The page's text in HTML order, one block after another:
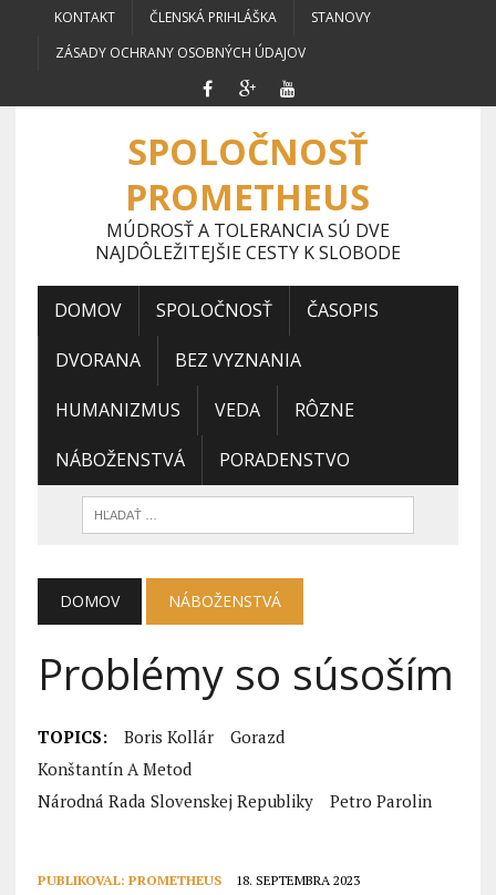
KONTAKT ČLENSKÁ PRIHLÁŠKA
STANOVY
ZÁSADY OCHRANY OSOBNÝCH ÚDAJOV
SPOLOČNOSŤ
PROMETHEUS
MÚDROSŤ A TOLERANCIA SÚ DVE
NAJDÔLEŽITEJŠIE CESTY K SLOBODE
DOMOV SPOLOČNOSŤ ČASOPIS
DVORANA BEZ VYZNANIA
HUMANIZMUS VEDA RÔZNE
NÁBOŽENSTVÁ PORADENSTVO
DOMOV NÁBOŽENSTVÁ
Problémy so súsoším
TOPICS: Boris Kollár
Gorazd
Konštantín A Metod
Národná Rada Slovenskej Republiky
Petro Parolin
PUBLIKOVAL: PROMETHEUS 18. SEPTEMBRA 2023